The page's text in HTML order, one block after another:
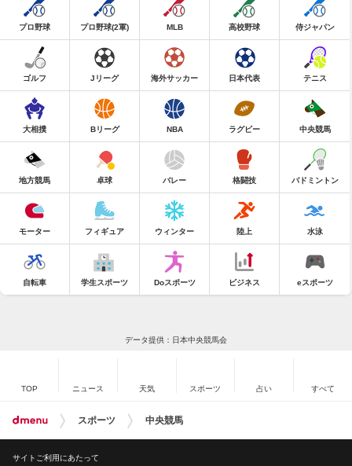
プロ野球 プロ野球(2軍) MLB 高校野球 侍ジャパン
ゴルフ Jリーグ 海外サッカー 日本代表 テニス
大相撲 Bリーグ NBA ラグビー 中央競馬
地方競馬 卓球 バレー 格闘技 バドミントン
モーター フィギュア ウィンター 陸上 水泳
自転車 学生スポーツ Doスポーツ ビジネス eスポーツ
データ提供：日本中央競馬会
TOP ニュース 天気 スポーツ 占い すべて
スポーツ 中央競馬
サイトご利用にあたって